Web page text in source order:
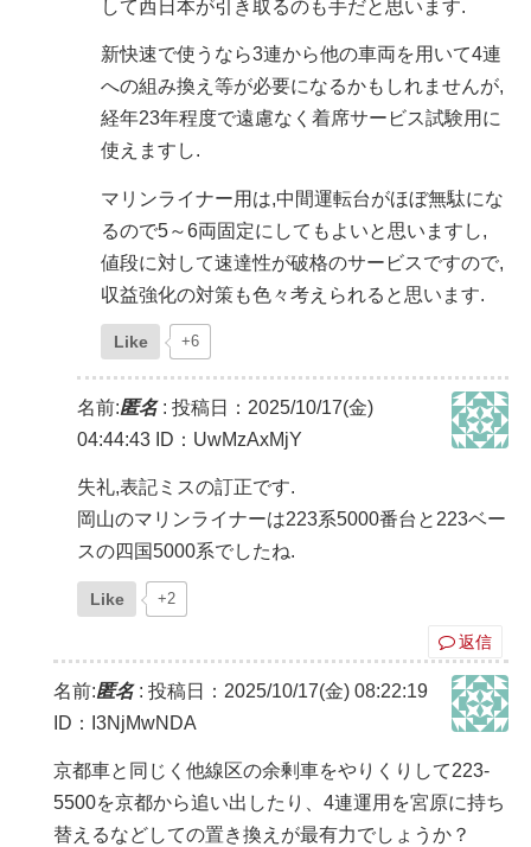
して西日本が引き取るのも手だと思います.
新快速で使うなら3連から他の車両を用いて4連
への組み換え等が必要になるかもしれませんが,
経年23年程度で遠慮なく着席サービス試験用に
使えますし.
マリンライナー用は,中間運転台がほぼ無駄にな
るので5～6両固定にしてもよいと思いますし,
値段に対して速達性が破格のサービスですので,
収益強化の対策も色々考えられると思います.
Like +6
名前:匿名: 投稿日：2025/10/17(金)
04:44:43 ID：UwMzAxMjY
失礼,表記ミスの訂正です.
岡山のマリンライナーは223系5000番台と223ベー
スの四国5000系でしたね.
Like +2
返信
名前:匿名: 投稿日：2025/10/17(金) 08:22:19
ID：I3NjMwNDA
京都車と同じく他線区の余剰車をやりくりして223-
5500を京都から追い出したり、4連運用を宮原に持ち
替えるなどしての置き換えが最有力でしょうか？